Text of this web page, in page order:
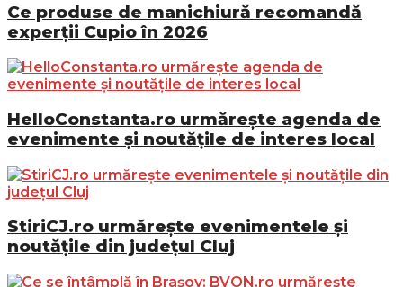
Ce produse de manichiură recomandă
experții Cupio în 2026
HelloConstanta.ro urmărește agenda de
evenimente și noutățile de interes local
StiriCJ.ro urmărește evenimentele și
noutățile din județul Cluj